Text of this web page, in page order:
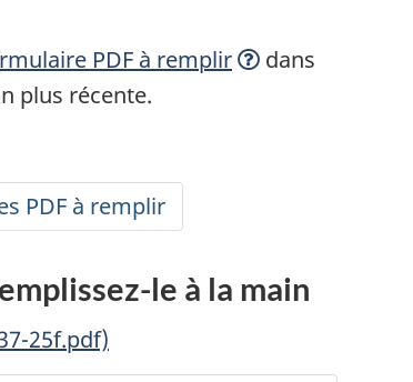
PDF à remplir
dans
plus récente.
PDF à rempliraccessibles
le à la main
25f.pdf)